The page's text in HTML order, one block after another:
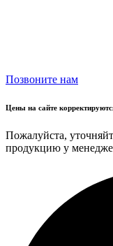
Позвоните нам
Цены на сайте
Пожалуйста,
продукцию у